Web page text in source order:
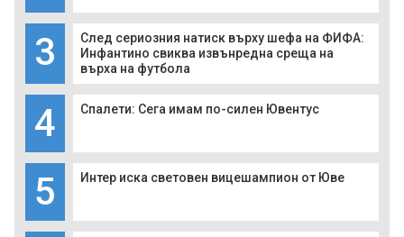
3
След сериозния натиск върху шефа на ФИФА:
Инфантино свиква извънредна среща на
върха на футбола
4 Спалети: Сега имам по-силен Ювентус
5 Интер иска световен вицешампион от Юве